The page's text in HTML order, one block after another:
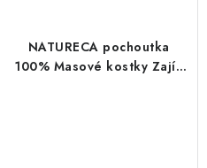
NATURECA pochoutka
100% Masové kostky Zajíc